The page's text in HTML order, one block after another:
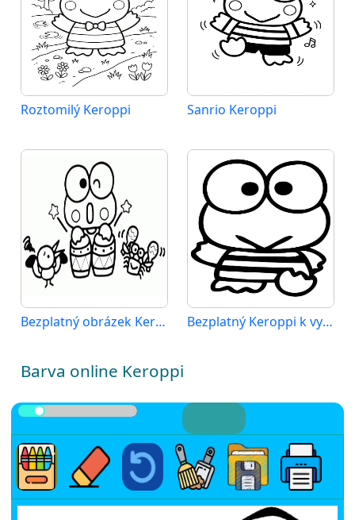
Roztomilý Keroppi Sanrio Keroppi
Bezplatný obrázek Keroppiho Bezplatný Keroppi k vytisknutí
Barva online Keroppi